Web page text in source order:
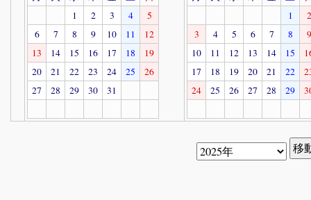
1
2 3 4
5
6
7 8 9 10 11
12
13
14 15 16 17 18
19
20
21 22 23 24 25
26
27
28 29 30 31
1
2
3
4 5 6 7 8
9
10
11 12 13 14 15
17
18 19 20 21 22
24
25 26 27 28 29